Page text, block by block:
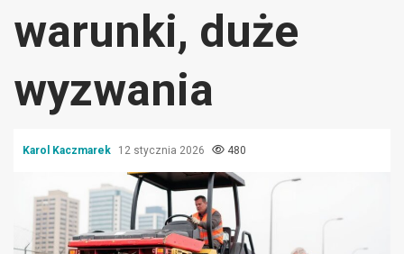
warunki, duże
wyzwania
Karol Kaczmarek 12 stycznia 2026 480